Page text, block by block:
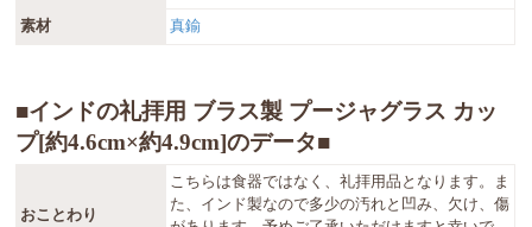
素材 真鍮
■インドの礼拝用 ブラス製 プージャグラス カッ
プ[約4.6cm×約4.9cm]のデータ■
おことわり
こちらは食器ではなく、礼拝用品となります。ま
た、インド製なので多少の汚れと凹み、欠け、傷